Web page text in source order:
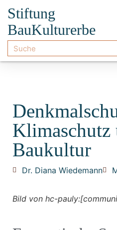
Stiftung
BauKulturerbe
Klimaschutz
Baukultur
Dr. Diana Wiedemann
Bild von hc-